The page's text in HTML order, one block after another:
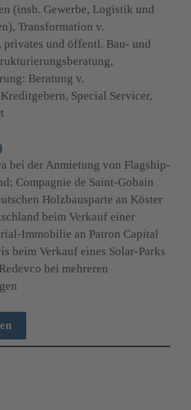
(insb. Gewerbe, Logistik und
Transformation v.
und öffentl. Bau- und
Beratung v.
Special Servicer,
bei der Anmietung von Flagship-
Compagnie de Saint-Gobain
Holzbausparte an Köster
beim Verkauf einer
Immobilie an Patron Capital
beim Verkauf eines Solar-Parks
bei mehreren